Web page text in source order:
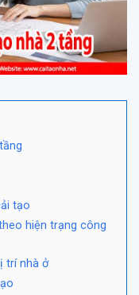
tạo
hiện trạng công
trí nhà ở